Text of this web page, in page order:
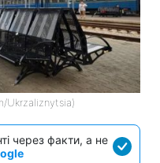
Ukrzaliznytsia)
через факти, а не